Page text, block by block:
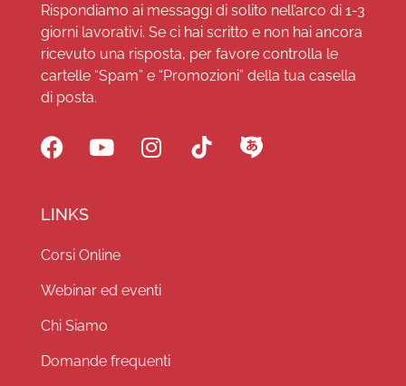
Rispondiamo ai messaggi di solito nell’arco di 1-3
giorni lavorativi. Se ci hai scritto e non hai ancora
ricevuto una risposta, per favore controlla le
cartelle “Spam” e “Promozioni” della tua casella
di posta.
LINKS
Corsi Online
Webinar ed eventi
Chi Siamo
Domande frequenti